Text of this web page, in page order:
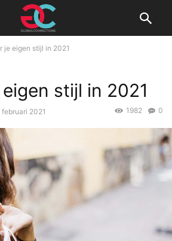
je eigen stijl in 2021
stijl in 2021
februari 2021 0
1982